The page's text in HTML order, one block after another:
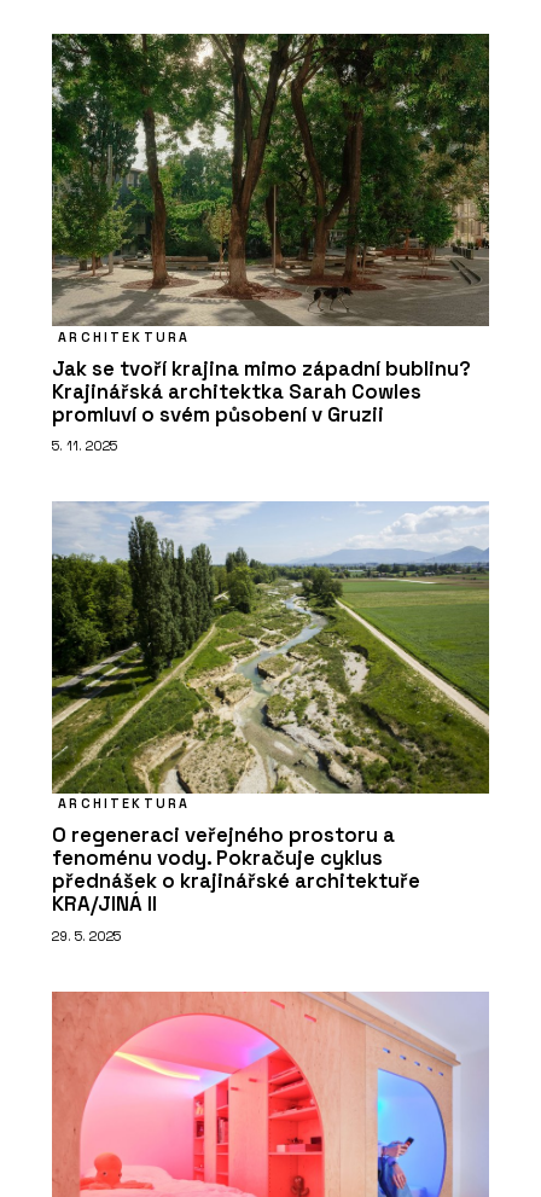
ARCHITEKTURA
Jak se tvoří krajina mimo západní bublinu?
Krajinářská architektka Sarah Cowles
promluví o svém působení v Gruzii
5. 11. 2025
ARCHITEKTURA
O regeneraci veřejného prostoru a
fenoménu vody. Pokračuje cyklus
přednášek o krajinářské architektuře
KRA/JINÁ II
29. 5. 2025